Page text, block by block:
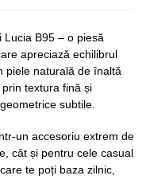
B95 – o piesă
apreciază echilibrul
piele naturală de înaltă
textura fină și
subtile.
un accesoriu extrem de
cât și pentru cele casual
te poți baza zilnic,